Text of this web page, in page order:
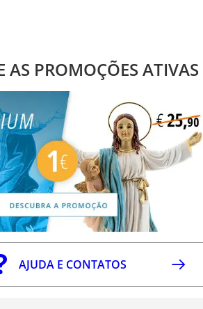
AS PROMOÇÕES ATIVAS
AJUDA E CONTATOS